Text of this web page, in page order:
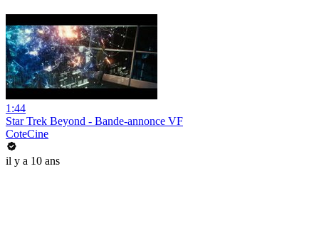
1:44
Star Trek Beyond - Bande-annonce VF
CoteCine
il y a 10 ans